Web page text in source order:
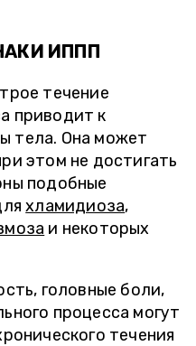
ИППП
течение
приводит к
тела. Она может
этом не достигать
подобные
хламидиоза,
и некоторых
головные боли,
процесса могут
течения